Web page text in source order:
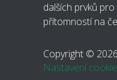
dalších prvků
přítomností na
Copyright ©
Nastavení